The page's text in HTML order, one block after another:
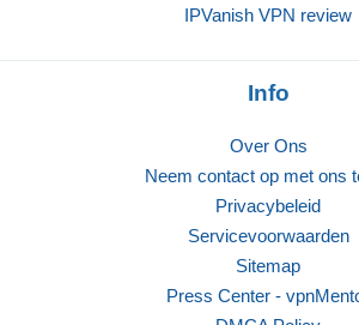
IPVanish VPN review
Info
Over Ons
Neem contact op met ons
Privacybeleid
Servicevoorwaarden
Sitemap
Press Center -